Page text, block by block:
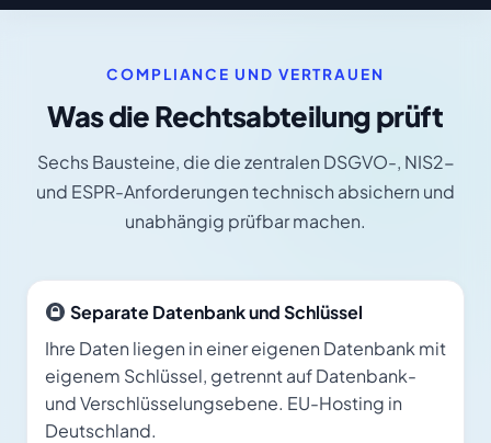
COMPLIANCE UND VERTRAUEN
Was die Rechtsabteilung prüft
Sechs Bausteine, die die zentralen DSGVO-, NIS2-
und ESPR-Anforderungen technisch absichern und
unabhängig prüfbar machen.
Separate Datenbank und Schlüssel
Ihre Daten liegen in einer eigenen Datenbank mit
eigenem Schlüssel, getrennt auf Datenbank-
und Verschlüsselungsebene. EU-Hosting in
Deutschland.